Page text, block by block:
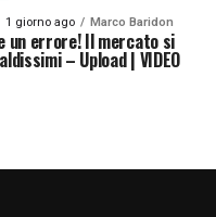
1 giorno ago Marco Baridon
un errore! Il mercato si
– Upload | VIDEO